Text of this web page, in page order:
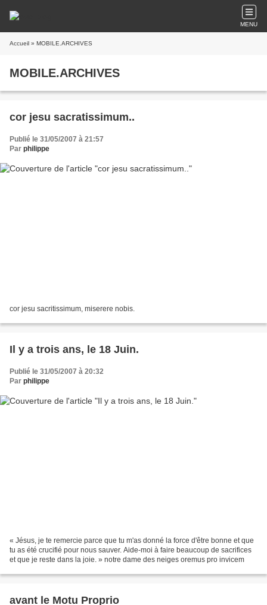
MENU
Accueil » MOBILE.ARCHIVES
MOBILE.ARCHIVES
cor jesu sacratissimum..
Publié le 31/05/2007 à 21:57
Par philippe
cor jesu sacritissimum, miserere nobis.
Il y a trois ans, le 18 Juin.
Publié le 31/05/2007 à 20:32
Par philippe
« Jésus, je te remercie parce que tu m'as donné la force d'être bonne et que
tu as été crucifié pour nous sauver. Aide-moi à faire beaucoup de sacrifices
et que je reste dans la joie. » notre dame des neiges oremus pro invicem
avant le Motu Proprio